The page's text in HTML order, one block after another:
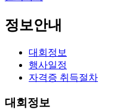
정보안내
대회정보
행사일정
자격증 취득절차
대회정보